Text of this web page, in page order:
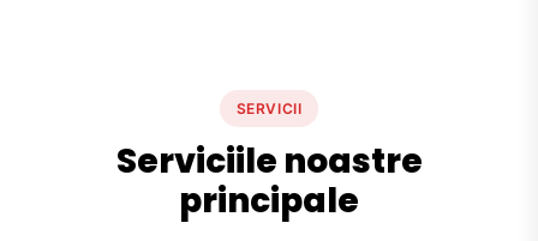
SERVICII
Serviciile noastre
principale